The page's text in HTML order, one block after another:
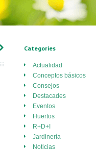
› Categories
Actualidad
Conceptos básicos
Consejos
Destacades
Eventos
Huertos
R+D+I
Jardinería
Noticias